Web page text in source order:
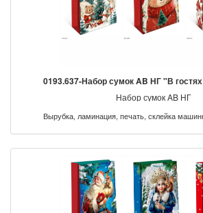
0193.637-Набор сумок AB НГ "В
Набор сумок AB НГ
Вырубка, ламинация, печать, склейка